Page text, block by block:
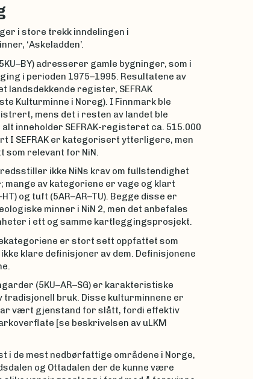
i store trekk inndelingen i
‘Askeladden’.
adresserer gamle bygninger, som i
i perioden 1975–1995. Resultatene av
register, SEFRAK
Kulturminne i Noreg). I Finnmark ble
mens det i resten av landet ble
inneholder SEFRAK-registeret ca. 515.000
I SEFRAK er kategorisert ytterligere, men
relevant for NiN.
ikke NiNs krav om fullstendighet
av kategoriene er vage og klart
og tuft (5AR–AR–TU). Begge disse er
minner i NiN 2, men det anbefales
i ett og samme kartleggingsprosjekt.
er stort sett oppfattet som
klare definisjoner av dem. Definisjonene
(5KU–AR–SG) er karakteristiske
bruk. Disse kulturminnene er
vært gjenstand for slått, fordi effektiv
[se beskrivelsen av uLKM
i de mest nedbørfattige områdene i Norge,
og Ottadalen der de kunne være